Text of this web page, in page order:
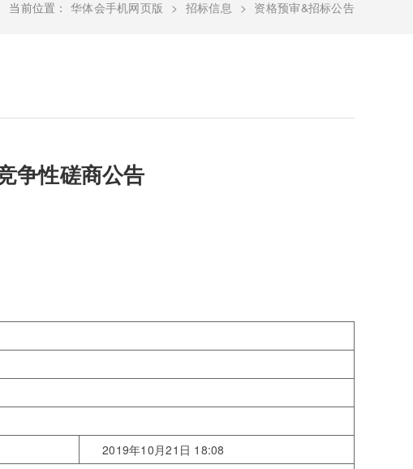
当前位置： 华体会手机网页版 招标信息 资格预审&招标公告
争性磋商公告
2019年10月21日 18:08